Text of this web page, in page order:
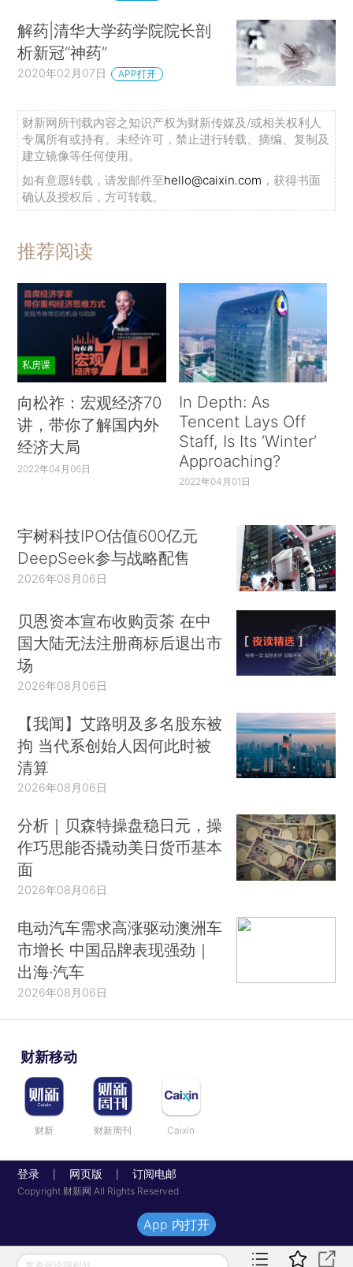
解药|清华大学药学院院长剖
析新冠“神药”
2020年02月07日 APP打开
财新网所刊载内容之知识产权为财新传媒及/或相关权利人
专属所有或持有。未经许可，禁止进行转载、摘编、复制及
建立镜像等任何使用。
如有意愿转载，请发邮件至hello@caixin.com ，获得书面
确认及授权后，方可转载。
推荐阅读
私房课
向松祚：宏观经济70
讲，带你了解国内外
经济大局
2022年04月06日
In Depth: As
Tencent Lays Off
Staff, Is Its ‘Winter’
Approaching?
2022年04月01日
宇树科技IPO估值600亿元
DeepSeek参与战略配售
2026年08月06日
贝恩资本宣布收购贡茶 在中
国大陆无法注册商标后退出市
场
2026年08月06日
【我闻】艾路明及多名股东被
拘 当代系创始人因何此时被
清算
2026年08月06日
分析｜贝森特操盘稳日元，操
作巧思能否撬动美日货币基本
面
2026年08月06日
电动汽车需求高涨驱动澳洲车
市增长 中国品牌表现强劲｜
出海·汽车
2026年08月06日
财新移动
财新 财新周刊 Caixin
登录 网页版 订阅电邮
Copyright 财新网 All Rights Reserved
发表评论得积分
App 内打开